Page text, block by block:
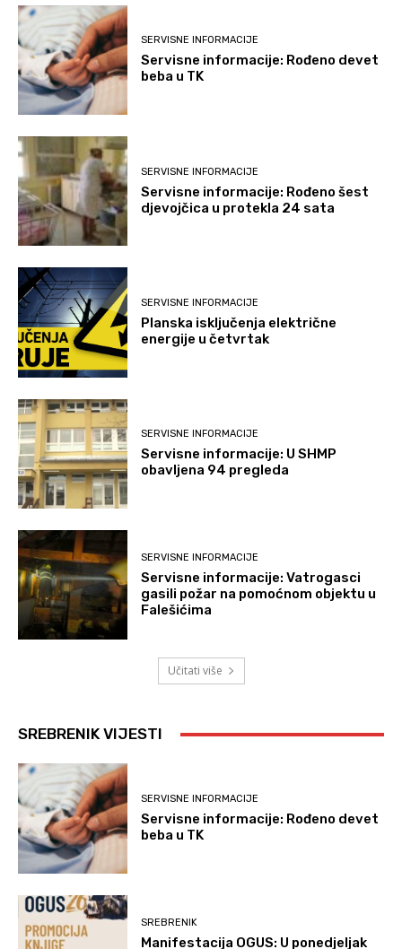
SERVISNE INFORMACIJE
Servisne informacije: Rođeno devet
beba u TK
SERVISNE INFORMACIJE
Servisne informacije: Rođeno šest
djevojčica u protekla 24 sata
SERVISNE INFORMACIJE
Planska isključenja električne
energije u četvrtak
SERVISNE INFORMACIJE
Servisne informacije: U SHMP
obavljena 94 pregleda
SERVISNE INFORMACIJE
Servisne informacije: Vatrogasci
gasili požar na pomoćnom objektu u
Falešićima
Učitati više
SREBRENIK VIJESTI
SERVISNE INFORMACIJE
Servisne informacije: Rođeno devet
beba u TK
SREBRENIK
Manifestacija OGUS: U ponedjeljak